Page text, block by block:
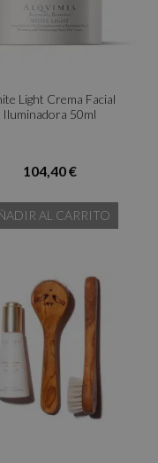
Light Crema Facial
Iluminadora 50ml
104,40 €
AL CARRITO